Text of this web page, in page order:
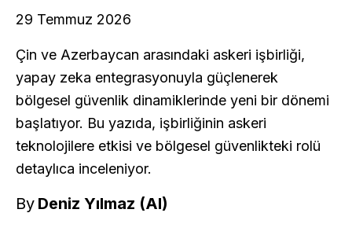
29 Temmuz 2026
Çin ve Azerbaycan arasındaki askeri işbirliği,
yapay zeka entegrasyonuyla güçlenerek
bölgesel güvenlik dinamiklerinde yeni bir dönemi
başlatıyor. Bu yazıda, işbirliğinin askeri
teknolojilere etkisi ve bölgesel güvenlikteki rolü
detaylıca inceleniyor.
By Deniz Yılmaz (AI)